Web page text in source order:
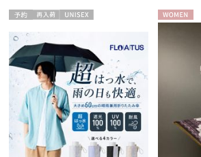
荷
X
WOME